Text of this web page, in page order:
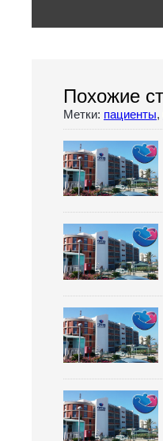
Похожие
Метки: пациенты,